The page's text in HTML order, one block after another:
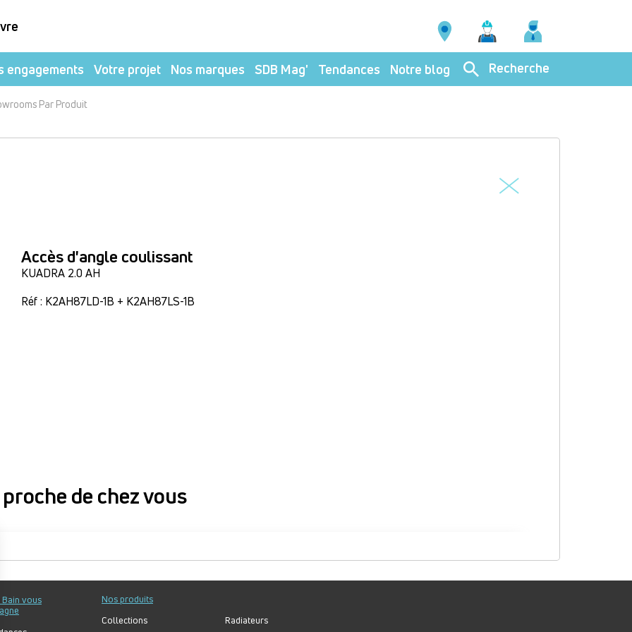
engagements Votre projet Nos marques SDB Mag' Tendances Notre blog Recherche
Par Produit
Accès d'angle coulissant
KUADRA 2.0 AH
Réf : K2AH87LD-1B + K2AH87LS-1B
de chez vous
de chez vous
Bain vous
Nos produits
Collections
Radiateurs